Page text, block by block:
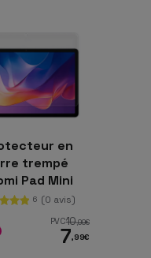
en
trempé
Pad Mini
6 (0 avis)
PVC10,99€
7,99€